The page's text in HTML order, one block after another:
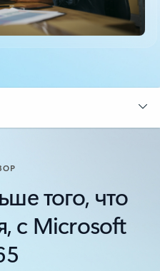
того, что
с Microsoft